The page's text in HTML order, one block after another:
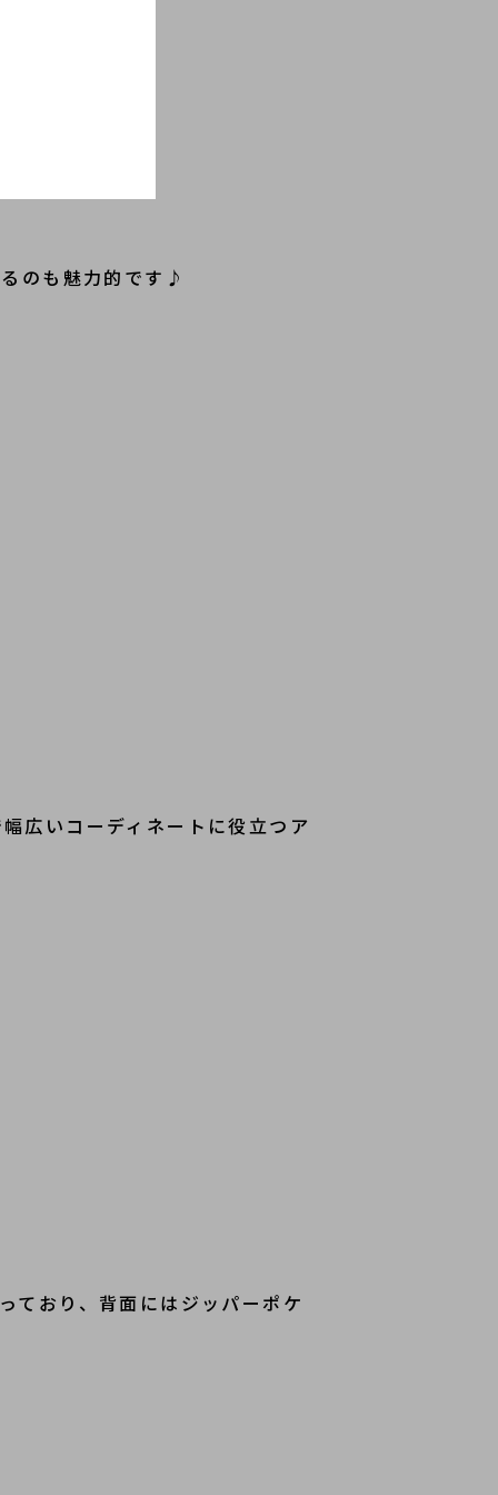
のも魅力的です♪
広いコーディネートに役立つア
ており、背面にはジッパーポケ